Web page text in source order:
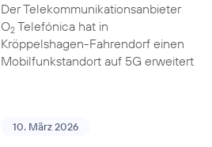
Der Telekommunikationsanbieter
O2Telefónica hat in
Kröppelshagen-Fahrendorf einen
Mobilfunkstandort auf 5G erweitert
10. März 2026